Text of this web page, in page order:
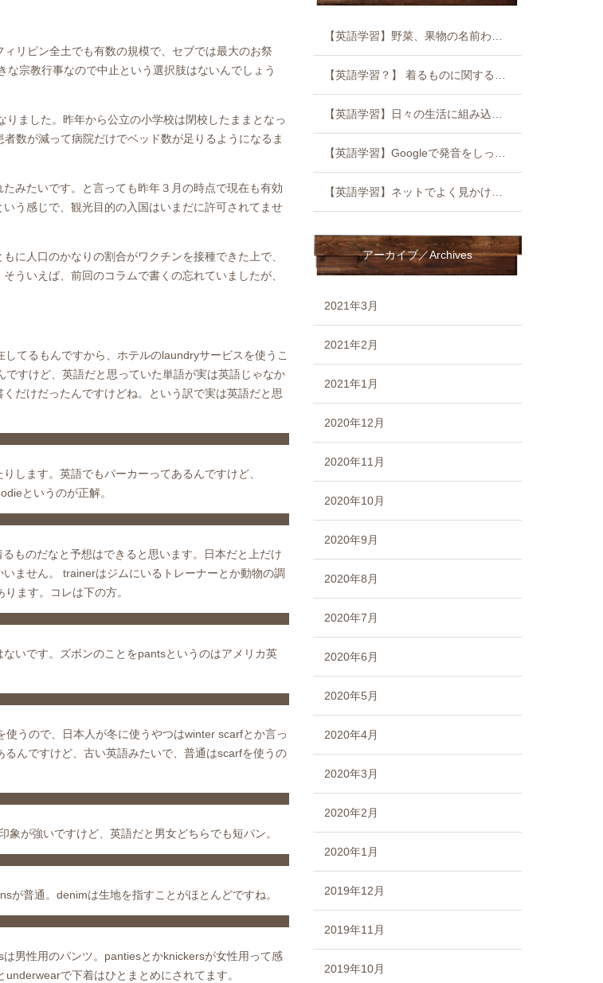
リピン全土でも有数の規模で、セブでは最大のお祭
宗教行事なので中止という選択肢はないんでしょう
ました。昨年から公立の小学校は閉校したままとなっ
数が減って病院だけでベッド数が足りるようになるま
みたいです。と言っても昨年３月の時点で現在も有効
う感じで、観光目的の入国はいまだに許可されてませ
に人口のかなりの割合がワクチンを接種できた上で、
ういえば、前回のコラムで書くの忘れていましたが、
てるもんですから、ホテルのlaundryサービスを使うこ
すけど、英語だと思っていた単語が実は英語じゃなか
だけだったんですけどね。という訳で実は英語だと思
します。英語でもパーカーってあるんですけど、
というのが正解。
ものだなと予想はできると思います。日本だと上だけ
ません。 trainerはジムにいるトレーナーとか動物の調
ます。コレは下の方。
いです。ズボンのことをpantsというのはアメリカ英
うので、日本人が冬に使うやつはwinter scarfとか言っ
んですけど、古い英語みたいで、普通はscarfを使うの
が強いですけど、英語だと男女どちらでも短パン。
が普通。denimは生地を指すことがほとんどですね。
男性用のパンツ。pantiesとかknickersが女性用って感
で下着はひとまとめにされてます。
アーカイブ／Archives
2021年3月
2021年2月
2021年1月
2020年12月
2020年11月
2020年10月
2020年9月
2020年8月
2020年7月
2020年6月
2020年5月
2020年4月
2020年3月
2020年2月
2020年1月
2019年12月
2019年11月
2019年10月